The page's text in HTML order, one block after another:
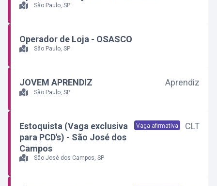
São Paulo, SP
Operador de Loja - OSASCO
São Paulo, SP
JOVEM APRENDIZ Aprendiz
São Paulo, SP
Estoquista (Vaga exclusiva
para PCD's) - São José dos
Campos
Vaga afirmativa CLT
São José dos Campos, SP